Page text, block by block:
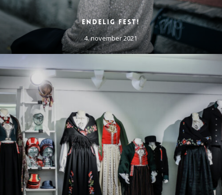
Endelig fest!
4. november 2021